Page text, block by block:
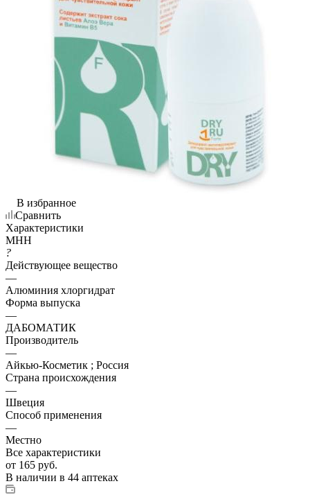
В избранное
Сравнить
Характеристики
МНН
?
Действующее вещество
—
Алюминия хлоргидрат
Форма выпуска
—
ДАБОМАТИК
Производитель
—
Айкью-Косметик ; Россия
Страна происхождения
—
Швеция
Способ применения
—
Местно
Все характеристики
от 165 руб.
В наличии в 44 аптеках